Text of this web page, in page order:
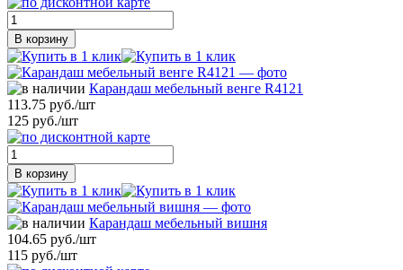
В корзину
Карандаш мебельный венге R4121
113.75 руб./шт
125 руб./шт
В корзину
Карандаш мебельный вишня
104.65 руб./шт
115 руб./шт